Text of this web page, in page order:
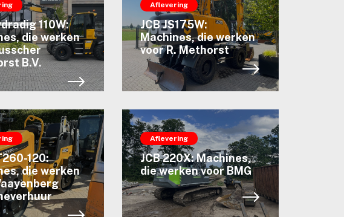
110W:
die werken
B.V.
Aflevering
JCB JS175W:
Machines, die werken
voor R. Methorst
120:
die werken
Aflevering
JCB 220X: Machines,
die werken voor BMG